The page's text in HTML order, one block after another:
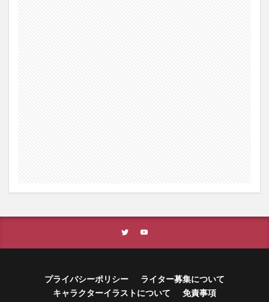
プライバシーポリシー
ライター募集について
キャラクターイラストについて
免責事項